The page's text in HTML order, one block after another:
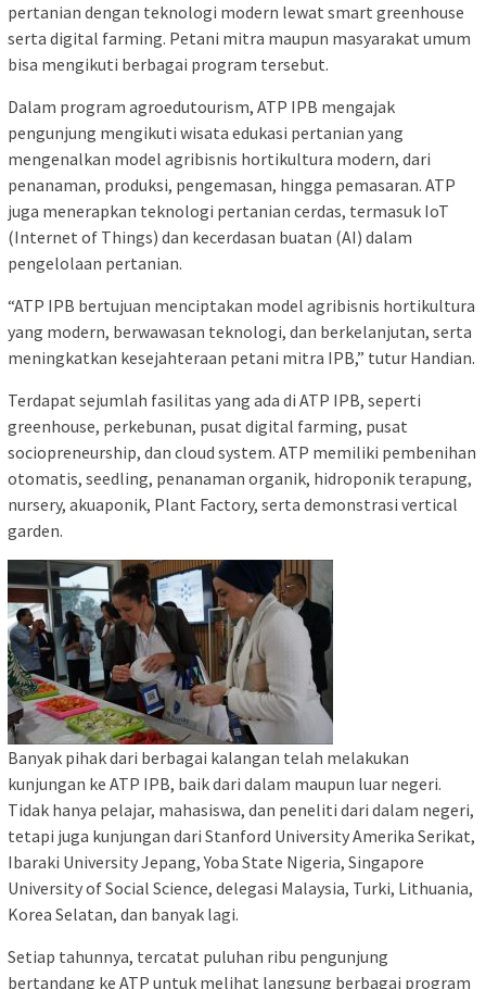
pertanian dengan teknologi modern lewat smart greenhouse
serta digital farming. Petani mitra maupun masyarakat umum
bisa mengikuti berbagai program tersebut.
Dalam program agroedutourism, ATP IPB mengajak
pengunjung mengikuti wisata edukasi pertanian yang
mengenalkan model agribisnis hortikultura modern, dari
penanaman, produksi, pengemasan, hingga pemasaran. ATP
juga menerapkan teknologi pertanian cerdas, termasuk IoT
(Internet of Things) dan kecerdasan buatan (AI) dalam
pengelolaan pertanian.
“ATP IPB bertujuan menciptakan model agribisnis hortikultura
yang modern, berwawasan teknologi, dan berkelanjutan, serta
meningkatkan kesejahteraan petani mitra IPB,” tutur Handian.
Terdapat sejumlah fasilitas yang ada di ATP IPB, seperti
greenhouse, perkebunan, pusat digital farming, pusat
sociopreneurship, dan cloud system. ATP memiliki pembenihan
otomatis, seedling, penanaman organik, hidroponik terapung,
nursery, akuaponik, Plant Factory, serta demonstrasi vertical
garden.
Banyak pihak dari berbagai kalangan telah melakukan
kunjungan ke ATP IPB, baik dari dalam maupun luar negeri.
Tidak hanya pelajar, mahasiswa, dan peneliti dari dalam negeri,
tetapi juga kunjungan dari Stanford University Amerika Serikat,
Ibaraki University Jepang, Yoba State Nigeria, Singapore
University of Social Science, delegasi Malaysia, Turki, Lithuania,
Korea Selatan, dan banyak lagi.
Setiap tahunnya, tercatat puluhan ribu pengunjung
bertandang ke ATP untuk melihat langsung berbagai program